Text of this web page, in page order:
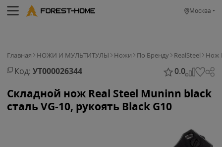
Москва
Главная НОЖИ И МУЛЬТИТУЛЫ Ножи По Бренду RealSteel Нож
Код: УТ000026344 0.0
Складной нож Real Steel Muninn black
сталь VG-10, рукоять Black G10